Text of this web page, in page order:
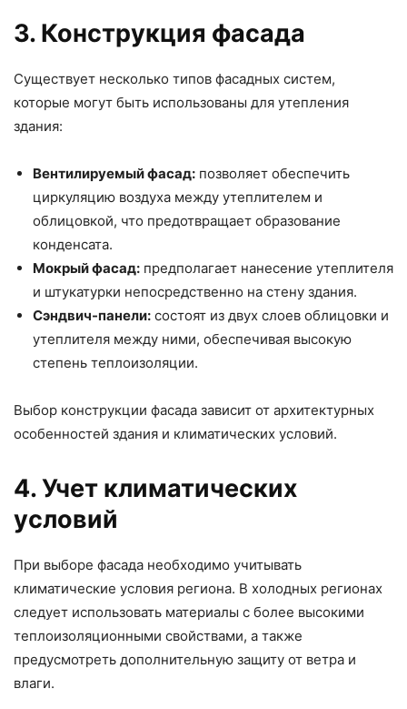
3. Конструкция фасада
Существует несколько типов фасадных систем,
которые могут быть использованы для утепления
здания:
Вентилируемый фасад: позволяет обеспечить
циркуляцию воздуха между утеплителем и
облицовкой, что предотвращает образование
конденсата.
Мокрый фасад: предполагает нанесение утеплителя
и штукатурки непосредственно на стену здания.
Сэндвич-панели: состоят из двух слоев облицовки и
утеплителя между ними, обеспечивая высокую
степень теплоизоляции.
Выбор конструкции фасада зависит от архитектурных
особенностей здания и климатических условий.
4. Учет климатических
условий
При выборе фасада необходимо учитывать
климатические условия региона. В холодных регионах
следует использовать материалы с более высокими
теплоизоляционными свойствами, а также
предусмотреть дополнительную защиту от ветра и
влаги.